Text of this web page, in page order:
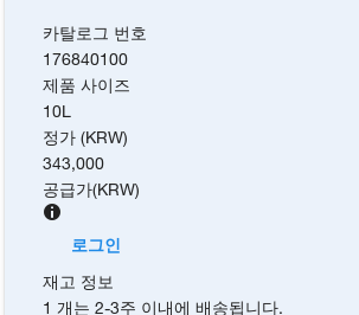
카탈로그 번호
176840100
제품 사이즈
10L
정가 (KRW)
343,000
공급가(KRW)
로그인
재고 정보
1 개는 2-3주 이내에 배송됩니다.